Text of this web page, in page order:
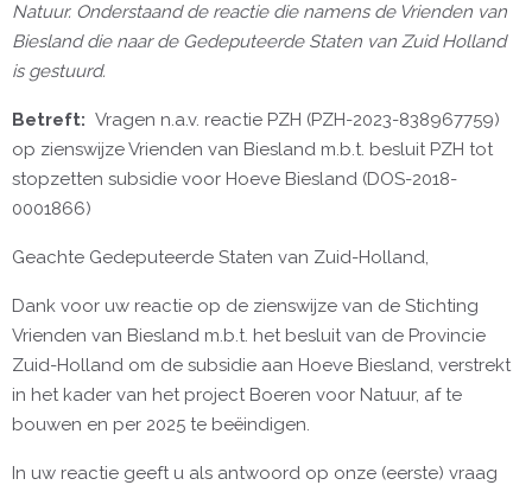
Natuur. Onderstaand de reactie die namens de Vrienden van
Biesland die naar de Gedeputeerde Staten van Zuid Holland
is gestuurd.
Betreft: Vragen n.a.v. reactie PZH (PZH-2023-838967759)
op zienswijze Vrienden van Biesland m.b.t. besluit PZH tot
stopzetten subsidie voor Hoeve Biesland (DOS-2018-
0001866)
Geachte Gedeputeerde Staten van Zuid-Holland,
Dank voor uw reactie op de zienswijze van de Stichting
Vrienden van Biesland m.b.t. het besluit van de Provincie
Zuid-Holland om de subsidie aan Hoeve Biesland, verstrekt
in het kader van het project Boeren voor Natuur, af te
bouwen en per 2025 te beëindigen.
In uw reactie geeft u als antwoord op onze (eerste) vraag